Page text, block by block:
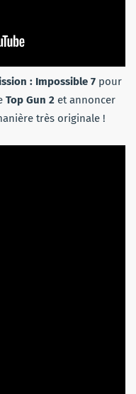
: Impossible 7 pour
Top Gun 2 et annoncer
très originale !